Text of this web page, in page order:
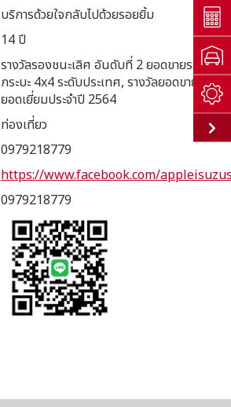
บริการด้วยใจกลับไปด้วยรอยยิ้ม
14 ปี
รางวัลรองชนะเลิศ อันดับที่ 2 ยอดขายรถ
กระบะ 4x4 ระดับประเทศ, รางวัลยอดขาย
ยอดเยี่ยมประจำปี 2564
ท่องเที่ยว
0979218779
https://www.facebook.com/
0979218779